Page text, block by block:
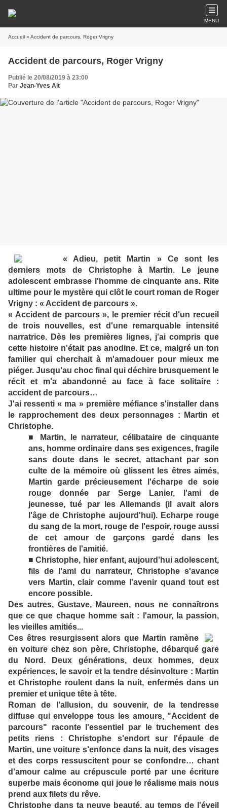
MENU
Accueil » Accident de parcours, Roger Vrigny
Accident de parcours, Roger Vrigny
Publié le 20/08/2019 à 23:00
Par Jean-Yves Alt
« Adieu, petit Martin » Ce sont les
derniers mots de Christophe à Martin. Le jeune
adolescent embrasse l'homme de cinquante ans. Rite
ultime pour le mystère qui clôt le court roman de Roger
Vrigny : « Accident de parcours ».
« Accident de parcours », le premier récit d'un recueil
de trois nouvelles, est d'une remarquable intensité
narratrice. Dès les premières lignes, j'ai compris que
cette histoire n'était pas anodine. Et ce, malgré un ton
familier qui cherchait à m'amadouer pour mieux me
piéger. Jusqu'au choc final qui déchire brusquement le
récit et m'a abandonné au face à face solitaire :
accident de parcours…
J'ai ressenti « ma » première méfiance s'installer dans
le rapprochement des deux personnages : Martin et
Christophe.
■ Martin, le narrateur, célibataire de cinquante
ans, homme ordinaire dans ses exigences, fragile
sans doute dans le secret, attachant par son
culte de la mémoire où glissent les êtres aimés,
Martin garde précieusement l'écharpe de soie
rouge donnée par Serge Lanier, l'ami de
jeunesse, tué par les Allemands (il avait alors
l'âge de Christophe aujourd'hui). Echarpe rouge
du sang de la mort, rouge de l'espoir, rouge aussi
de cet amour de garçons gardé dans les
frontières de l'amitié.
■ Christophe, hier enfant, aujourd'hui adolescent,
fils de l'ami du narrateur, Christophe s'avance
vers Martin, clair comme l'avenir quand tout est
encore possible.
Des autres, Gustave, Maureen, nous ne connaîtrons
que ce que chaque homme sait : l'amour, la passion,
les vieilles amitiés...
Ces êtres resurgissent alors que Martin ramène
en voiture chez son père, Christophe, débarqué gare
du Nord. Deux générations, deux hommes, deux
expériences, le savoir et la tendre désinvolture : Martin
et Christophe roulent dans la nuit, enfermés dans un
premier et unique tête à tête.
Roman de l'allusion, du souvenir, de la tendresse
diffuse qui enveloppe tous les amours, "Accident de
parcours" raconte l'essentiel par le truchement des
petits riens : Christophe s'endort sur l'épaule de
Martin, une voiture s'enfonce dans la nuit, des visages
et des corps ressuscitent pour se confondre… chant
d'amour calme au crépuscule porté par une écriture
superbe mais économe qui joue le réalisme mais nous
prend aux filets du rêve.
Christophe dans ta neuve beauté, au temps de l'éveil